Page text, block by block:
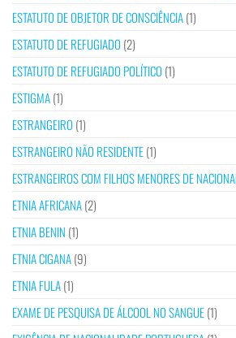
ESTATUTO DE OBJETOR DE CONSCIÊNCIA(1)
ESTATUTO DE REFUGIADO (2)
ESTATUTO DE REFUGIADO POLÍTICO (1)
ESTIGMA(1)
ESTRANGEIRO (1)
ESTRANGEIRO NÃO RESIDENTE(1)
ESTRANGEIROS COM FILHOS MENORES DE
ETNIA AFRICANA(2)
ETNIA BENIN (1)
ETNIA CIGANA(9)
ETNIA FULA(1)
EXAME DE PESQUISA DE ÁLCOOL NO SANGUE(1)